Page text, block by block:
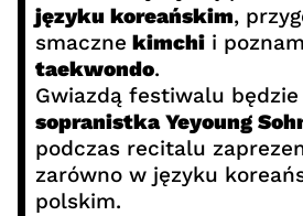
języku koreańskim,
smaczne kimchii
taekwondo.
Gwiazdą festiwalu będzie
sopranistka Yeyoung
podczas recitalu
zarówno w języku
polskim.